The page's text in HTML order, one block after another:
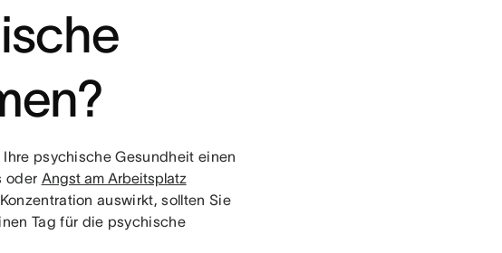
psychische Gesundheit einen
oder Angst am Arbeitsplatz
auswirkt, sollten Sie
Tag für die psychische